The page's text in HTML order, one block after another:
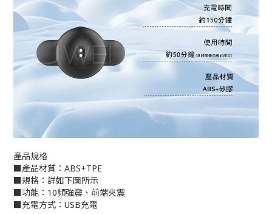
產品規格
■產品材質：ABS+TPE
■規格：詳如下圖所示
■功能：10頻強震、前端夾震
■充電方式：USB充電